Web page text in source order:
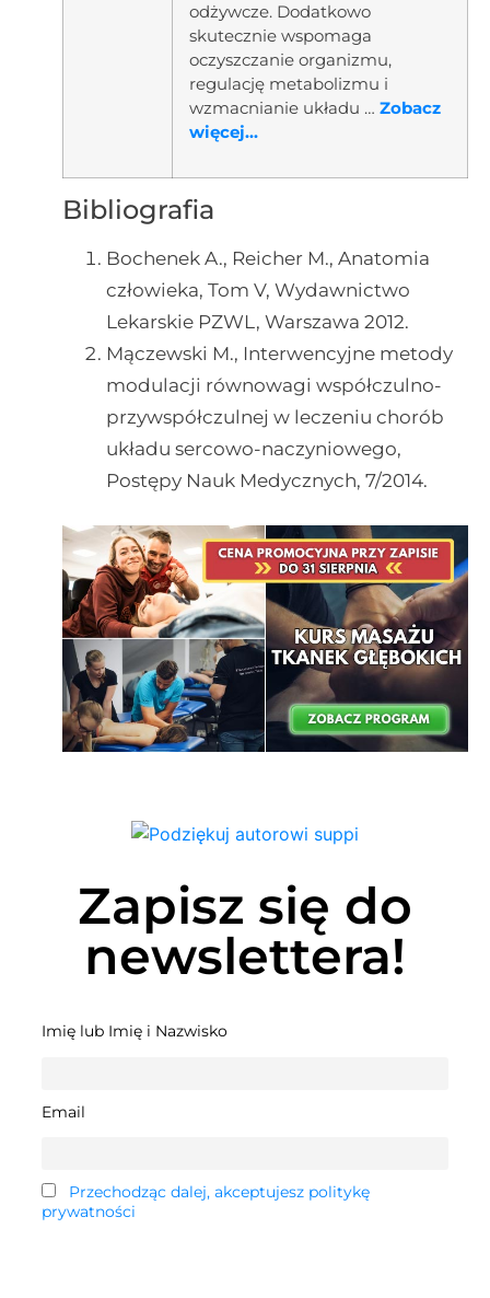
odżywcze. Dodatkowo
skutecznie wspomaga
oczyszczanie organizmu,
regulację metabolizmu i
wzmacnianie układu … Zobacz
więcej...
Bibliografia
Bochenek A., Reicher M., Anatomia
człowieka, Tom V, Wydawnictwo
Lekarskie PZWL, Warszawa 2012.
Mączewski M., Interwencyjne metody
modulacji równowagi współczulno-
przywspółczulnej w leczeniu chorób
układu sercowo-naczyniowego,
Postępy Nauk Medycznych, 7/2014.
Zapisz się do
newslettera!
Imię lub Imię i Nazwisko
Email
Przechodząc dalej, akceptujesz politykę
prywatności